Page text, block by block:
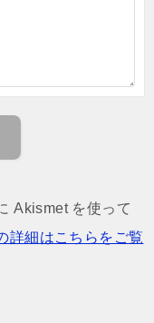
Akismet を使って
詳細はこちらをご覧